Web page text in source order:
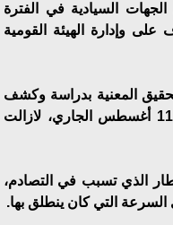
السيادية في الفترة
وإدارة الهيئة القومية
المعنية بدراسة وكشف
أسباب حادث تصادم قطاري خورشيد بالإسكندرية في 11 أغسطس الجاري، لازالت
الذي تسبب في التصادم،
التي كان ينطلق بها.